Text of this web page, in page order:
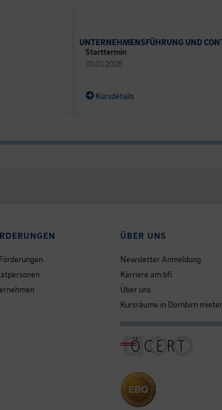
UNTERNEHMENSFÜHRUNG UND
Starttermin
01.01.2026
Kursdetails
ÜBER UNS
Newsletter Anmeldung
Karriere am bfi
Über uns
Kursräume in Dornbirn